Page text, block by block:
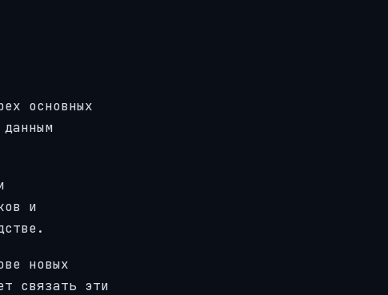
основных
и
новых
связать эти